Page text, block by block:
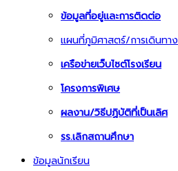
ข้อมูลที่อยู่และการติดต่อ
แผนที่ภูมิศาสตร์/การเดินทาง
เครือข่ายเว็บไซต์โรงเรียน
โครงการพิเศษ
ผลงาน/วิธีปฏิบัติที่เป็นเลิศ
รร.เลิกสถานศึกษา
ข้อมูลนักเรียน